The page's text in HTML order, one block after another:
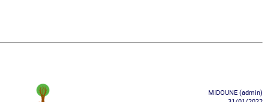
MIDOUNE (admin)